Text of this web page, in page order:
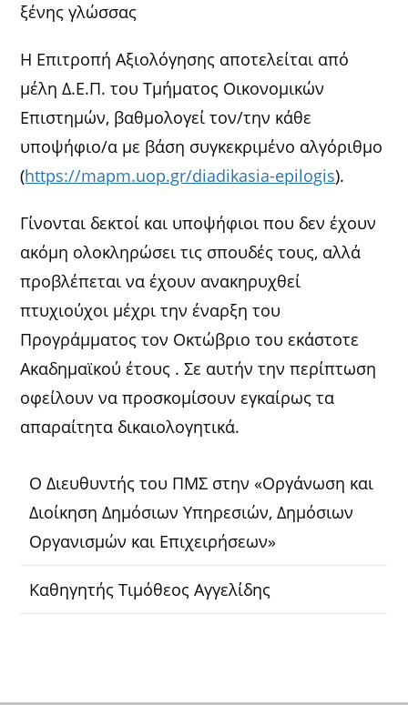
ξένης γλώσσας
Η Επιτροπή Αξιολόγησης αποτελείται από
μέλη Δ.Ε.Π. του Τμήματος Οικονομικών
Επιστημών, βαθμολογεί τον/την κάθε
υποψήφιο/α με βάση συγκεκριμένο αλγόριθμο
(https://mapm.uop.gr/diadikasia-epilogis).
Γίνονται δεκτοί και υποψήφιοι που δεν έχουν
ακόμη ολοκληρώσει τις σπουδές τους, αλλά
προβλέπεται να έχουν ανακηρυχθεί
πτυχιούχοι μέχρι την έναρξη του
Προγράμματος τον Οκτώβριο του εκάστοτε
Ακαδημαϊκού έτους . Σε αυτήν την περίπτωση
οφείλουν να προσκομίσουν εγκαίρως τα
απαραίτητα δικαιολογητικά.
Ο Διευθυντής του ΠΜΣ στην «Οργάνωση και
Διοίκηση Δημόσιων Υπηρεσιών, Δημόσιων
Οργανισμών και Επιχειρήσεων»
Καθηγητής Τιμόθεος Αγγελίδης